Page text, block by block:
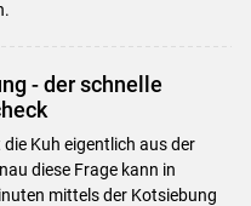
- der schnelle
Kuh eigentlich aus der
diese Frage kann in
mittels der Kotsiebung